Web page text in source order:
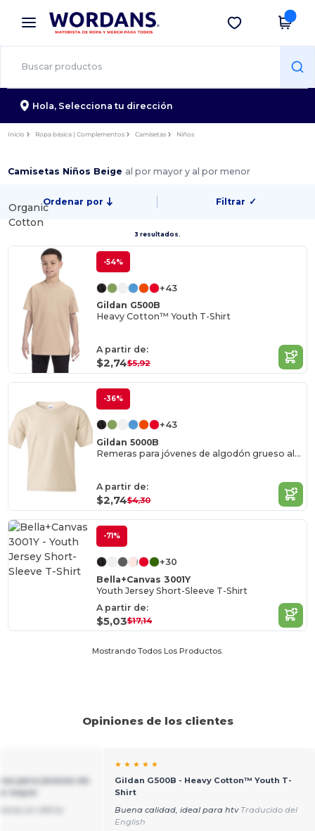
× App de Wordans
¡Mejores precios en app!
Descargar app
Hola, Selecciona tu dirección
Inicio Ropa básica | Complementos Camisetas Niños
Camisetas Niños Beige al por mayor y al por menor
Ordenar por Filtrar ✓
3 resultados.
Organic
Cotton
-54%
+43
Gildan G500B
Heavy Cotton™ Youth T-Shirt
A partir de:
$2,74$5,92
-36%
+43
Gildan 5000B
Remeras para jóvenes de algodón grueso al por mayor
A partir de:
$2,74$4,30
-71%
+30
Bella+Canvas 3001Y
Youth Jersey Short-Sleeve T-Shirt
A partir de:
$5,03$17,14
Mostrando Todos Los Productos.
Opiniones de los clientes
para jóvenes de
mayor
★ ★ ★ ★ ★
Gildan G500B - Heavy Cotton™ Youth T-
Shirt
Buena calidad, ideal para htv Traducido del
English